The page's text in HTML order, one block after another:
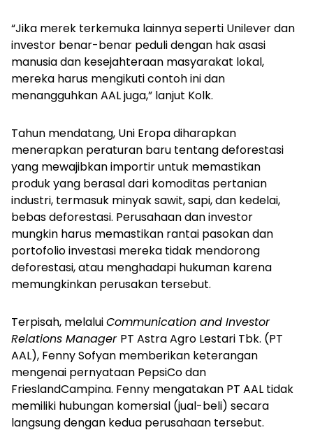
“Jika merek terkemuka lainnya seperti Unilever dan
investor benar-benar peduli dengan hak asasi
manusia dan kesejahteraan masyarakat lokal,
mereka harus mengikuti contoh ini dan
menangguhkan AAL juga,” lanjut Kolk.
Tahun mendatang, Uni Eropa diharapkan
menerapkan peraturan baru tentang deforestasi
yang mewajibkan importir untuk memastikan
produk yang berasal dari komoditas pertanian
industri, termasuk minyak sawit, sapi, dan kedelai,
bebas deforestasi. Perusahaan dan investor
mungkin harus memastikan rantai pasokan dan
portofolio investasi mereka tidak mendorong
deforestasi, atau menghadapi hukuman karena
memungkinkan perusakan tersebut.
Terpisah, melaluiCommunication and Investor
Relations Manager PT Astra Agro Lestari Tbk. (PT
AAL), Fenny Sofyan memberikan keterangan
mengenai pernyataan PepsiCo dan
FrieslandCampina. Fenny mengatakan PT AAL tidak
memiliki hubungan komersial (jual-beli) secara
langsung dengan kedua perusahaan tersebut.